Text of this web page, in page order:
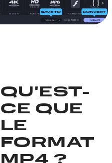
QU'EST-
CE QUE
LE
FORMAT